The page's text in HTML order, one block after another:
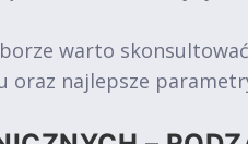
warto
oraz najlepsze